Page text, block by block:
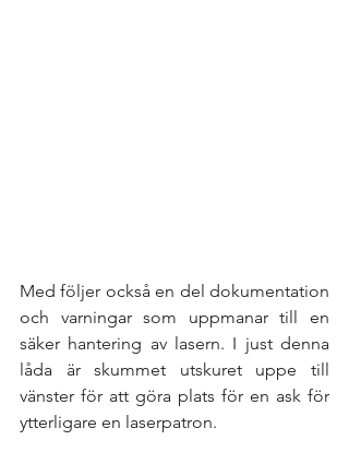
Med följer också en del dokumentation
och varningar som uppmanar till en
säker hantering av lasern. I just denna
låda är skummet utskuret uppe till
vänster för att göra plats för en ask för
ytterligare en laserpatron.